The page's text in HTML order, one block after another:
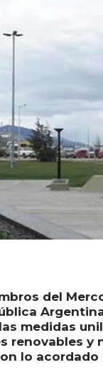
del
medidas
renovables y
lo acordado